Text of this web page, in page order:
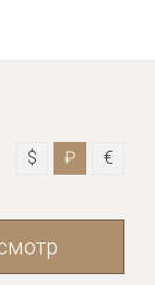
$ ₽ €